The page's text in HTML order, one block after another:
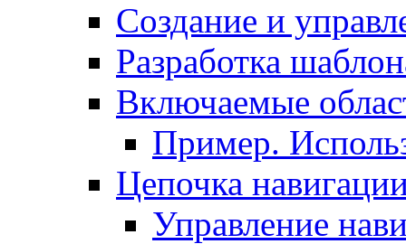
Создание и
Разработка
Включаемые
Пример.
Цепочка
Управление